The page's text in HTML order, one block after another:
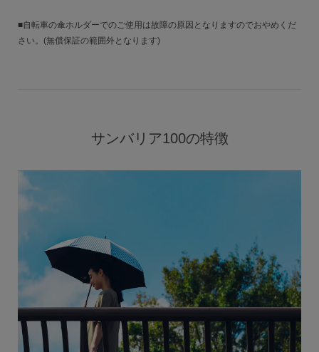
■自転車の傘ホルダーでのご使用は故障の原因となりますのでおやめくだ
さい。(無償保証の範囲外となります)
サンバリア100の特徴